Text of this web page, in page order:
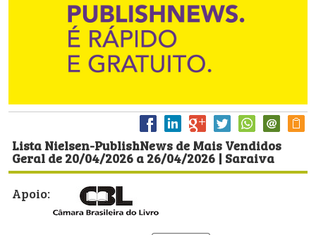
Lista Nielsen-PublishNews de Mais Vendidos
Geral de 20/04/2026 a 26/04/2026 | Saraiva
Apoio: